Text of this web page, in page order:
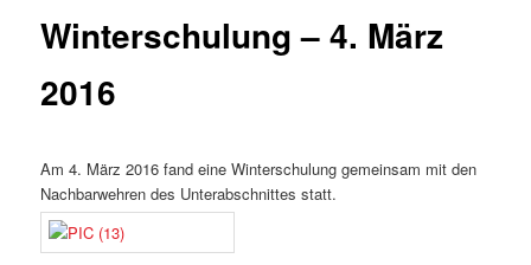
Winterschulung – 4. März
2016
Am 4. März 2016 fand eine Winterschulung gemeinsam mit den
Nachbarwehren des Unterabschnittes statt.